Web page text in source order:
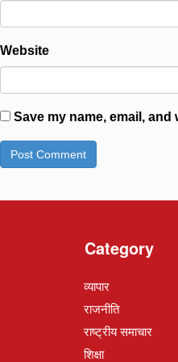
Website
Save my name, email,
Category
व्यापार
राजनीति
राष्ट्रीय समाचार
शिक्षा